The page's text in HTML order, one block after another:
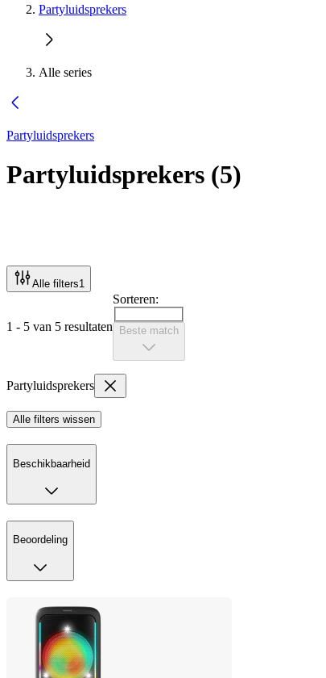
Partyluidsprekers
Alle series
Partyluidsprekers
Partyluidsprekers (5)
Alle filters1
1 - 5 van 5 resultaten
Sorteren:
Beste match
Partyluidsprekers
Alle filters wissen
Beschikbaarheid
Beoordeling